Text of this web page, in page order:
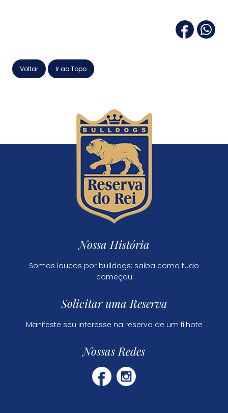
Voltar Ir ao Topo
Nossa História
Somos loucos por bulldogs: saiba como tudo
começou
Solicitar uma Reserva
Manifeste seu interesse na reserva de um filhote
Nossas Redes